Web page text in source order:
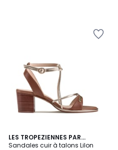
LES TROPEZIENNES PAR
M.BELARBI
Sandales cuir à talons Lilon
4,6
/ 5